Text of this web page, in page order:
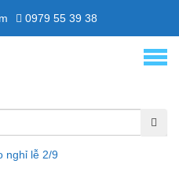
0979 55 39 38
nghỉ lễ 2/9